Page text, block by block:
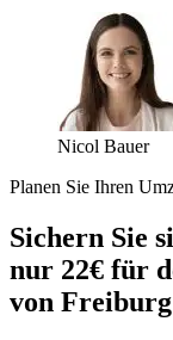
Nicol Bauer
Planen Sie Ihren
Sichern Sie
nur 22€ für
von